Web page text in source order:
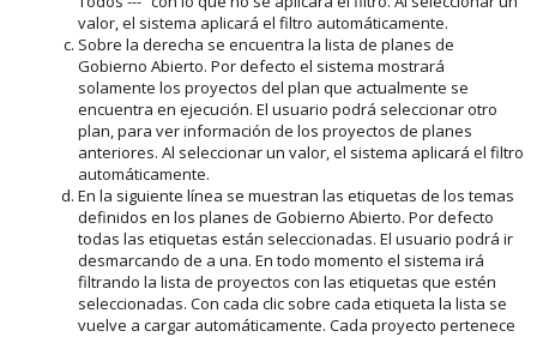
valor, el sistema aplicará el filtro automáticamente.
Sobre la derecha se encuentra la lista de planes de
Gobierno Abierto. Por defecto el sistema mostrará
solamente los proyectos del plan que actualmente se
encuentra en ejecución. El usuario podrá seleccionar otro
plan, para ver información de los proyectos de planes
anteriores. Al seleccionar un valor, el sistema aplicará el filtro
automáticamente.
En la siguiente línea se muestran las etiquetas de los temas
definidos en los planes de Gobierno Abierto. Por defecto
todas las etiquetas están seleccionadas. El usuario podrá ir
desmarcando de a una. En todo momento el sistema irá
filtrando la lista de proyectos con las etiquetas que estén
seleccionadas. Con cada clic sobre cada etiqueta la lista se
vuelve a cargar automáticamente. Cada proyecto pertenece